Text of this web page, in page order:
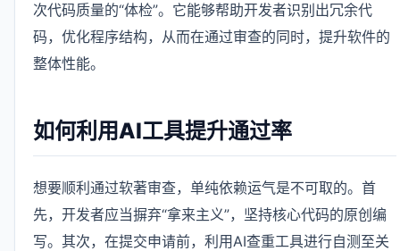
次代码质量的“体检”。它能够帮助开发者识别出冗余代
码，优化程序结构，从而在通过审查的同时，提升软件的
整体性能。
如何利用AI工具提升通过率
想要顺利通过软著审查，单纯依赖运气是不可取的。首
先，开发者应当摒弃“拿来主义”，坚持核心代码的原创编
写。其次，在提交申请前，利用AI查重工具进行自测至关